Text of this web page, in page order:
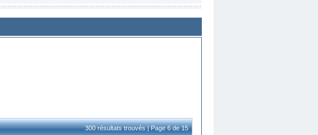
300 résultats trouvés | Page 6 de 15